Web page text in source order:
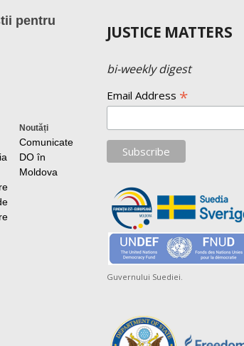
pentru
Noutăți
Comunicate
DO în
Moldova
JUSTICE MATTERS
bi-weekly digest
Email Address *
Guvernului Suediei.